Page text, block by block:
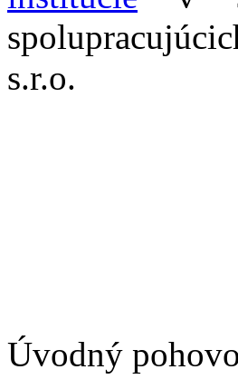
s.r.o.
Úvodný